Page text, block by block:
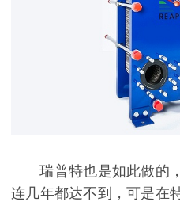
瑞普特也是如此做的
连几年都达不到，可是在